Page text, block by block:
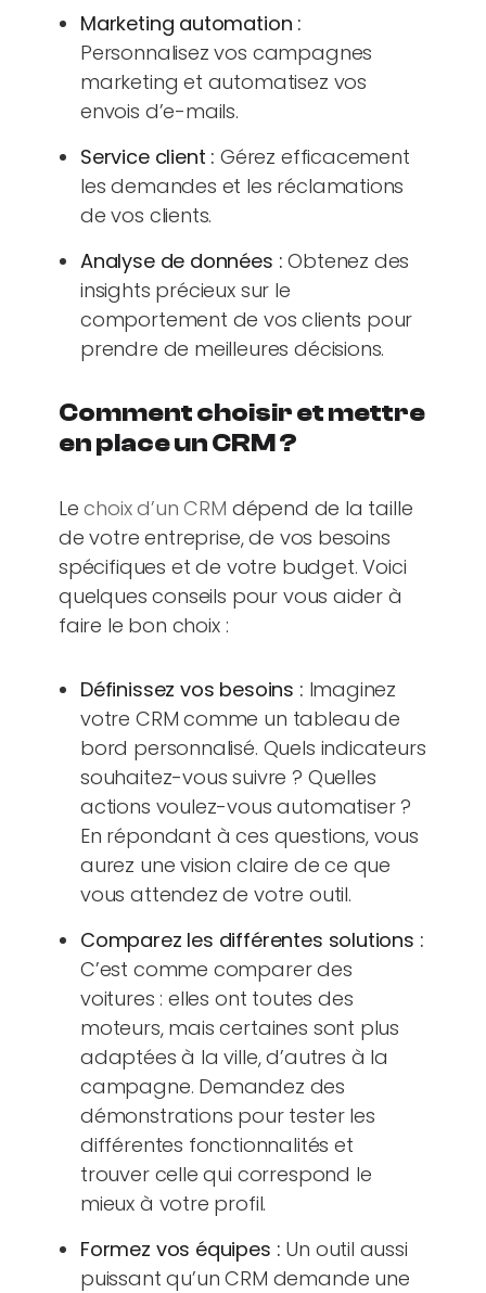
Marketing automation :
Personnalisez vos campagnes
marketing et automatisez vos
envois d’e-mails.
Service client : Gérez efficacement
les demandes et les réclamations
de vos clients.
Analyse de données : Obtenez des
insights précieux sur le
comportement de vos clients pour
prendre de meilleures décisions.
Comment choisir et mettre
en place un CRM ?
Lechoix d’un CRM dépend de la taille
de votre entreprise, de vos besoins
spécifiques et de votre budget. Voici
quelques conseils pour vous aider à
faire le bon choix :
Définissez vos besoins : Imaginez
votre CRM comme un tableau de
bord personnalisé. Quels indicateurs
souhaitez-vous suivre ? Quelles
actions voulez-vous automatiser ?
En répondant à ces questions, vous
aurez une vision claire de ce que
vous attendez de votre outil.
Comparez les différentes solutions :
C’est comme comparer des
voitures : elles ont toutes des
moteurs, mais certaines sont plus
adaptées à la ville, d’autres à la
campagne. Demandez des
démonstrations pour tester les
différentes fonctionnalités et
trouver celle qui correspond le
mieux à votre profil.
Formez vos équipes : Un outil aussi
puissant qu’un CRM demande une